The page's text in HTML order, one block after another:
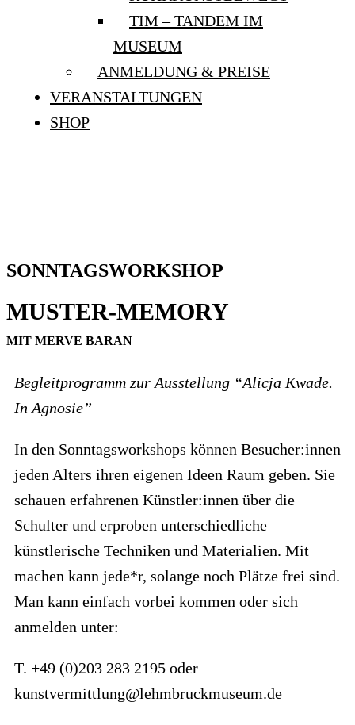
TIM – TANDEM IM
MUSEUM
ANMELDUNG & PREISE
VERANSTALTUNGEN
SHOP
SONNTAGSWORKSHOP
MUSTER-MEMORY
MIT MERVE BARAN
Begleitprogramm zur Ausstellung “Alicja Kwade.
In Agnosie”
In den Sonntagsworkshops können Besucher:innen
jeden Alters ihren eigenen Ideen Raum geben. Sie
schauen erfahrenen Künstler:innen über die
Schulter und erproben unter­schied­liche
künstlerische Techniken und Materialien. Mit
machen kann jede*r, solange noch Plätze frei sind.
Man kann einfach vorbei kommen oder sich
anmelden unter:
T. +49 (0)203 283 2195 oder
kunstvermittlung@lehmbruckmuseum.de